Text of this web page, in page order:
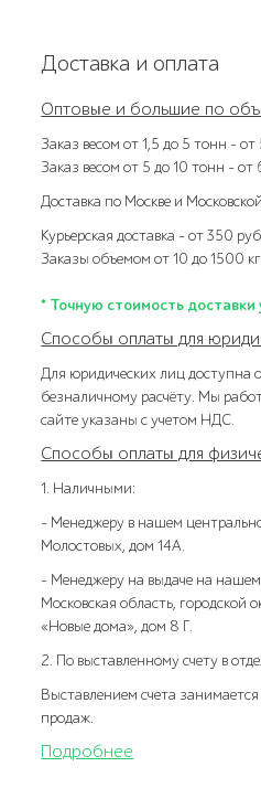
Доставка и оплата
Оптовые и большие по
Заказ весом от 1,5 до 5 тонн –
Заказ весом от 5 до 10 тонн –
Доставка по Москве и
Курьерская доставка – от 350
Заказы объемом от 10 до 1500
* Точную стоимость
Способы оплаты для
Для юридических лиц доступна
безналичному расчёту. Мы
сайте указаны с учетом НДС.
Способы оплаты для
1. Наличными:
- Менеджеру в нашем
Молостовых, дом 14А.
- Менеджеру на выдаче на нашем
Московская область, городской
«Новые дома», дом 8 Г.
2. По выставленному счету в
Выставлением счета
продаж.
Подробнее